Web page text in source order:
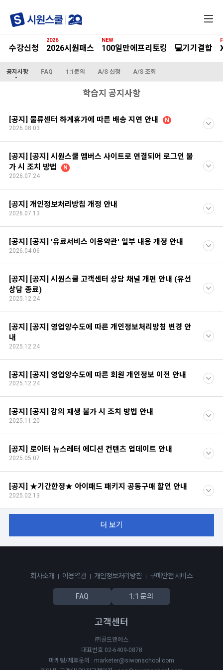
메
수강신청 2026시원패스
2026
100일만에프리토킹
NEW
💻기기결합
공지사항 FAQ 1:1문의 A/S 신청 A/S 조회
학습지 공지사항
[공지] 물류센터 하계휴가에 따른 배송 지연 안내
N
2026.08.03
[공지] [공지] 시원스쿨 멤버스 사이트로 연결되어 로그인 불
가 시 조치 방법
N
2026.07.24
[공지] 개인정보처리방침 개정 안내
2026.07.13
[공지] [공지] '유료서비스 이용약관' 일부 내용 개정 안내
2026.04.06
[공지] [공지] 시원스쿨 고객센터 상담 채널 개편 안내 (유선
상담 종료)
2025.12.24
[공지] [공지] 영업양수도에 따른 개인정보처리방침 변경 안
내
2025.12.24
[공지] [공지] 영업양수도에 따른 회원 개인정보 이전 안내
2025.12.24
[공지] [공지] 강의 재생 불가 시 조치 방법 안내
2025.11.20
[공지] 로이터 뉴스레터 에디션 컨텐츠 업데이트 안내
2025.05.07
[공지] ★기간한정★ 아이패드 패키지 공동구매 할인 안내
2025.02.13
더 보기
회사소개 이용약관 개인정보처리방침 구매안전 서비스
FAQ 1:1 문의
고객센터
㈜골드앤에스
대표번호 02-6409-0878
마케팅/제휴문의 : marketer@siwonschool.com